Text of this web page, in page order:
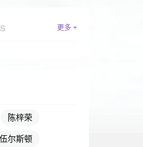
更多 +
陈梓荣
伍尔斯顿